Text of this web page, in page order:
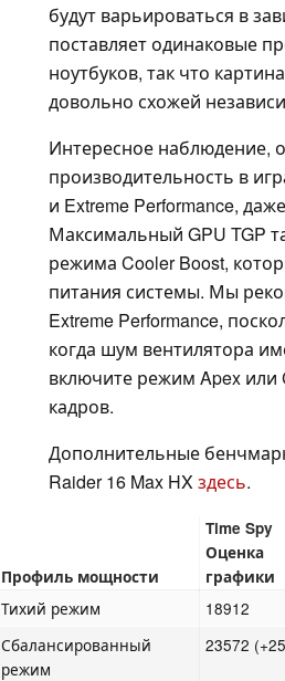
будут варьироваться в
поставляет одинаковые
ноутбуков, так что
довольно схожей
Интересное наблюдение,
производительность в
и Extreme Performance,
Максимальный GPU TGP
режима Cooler Boost,
питания системы. Мы
Extreme Performance,
когда шум вентилятора
включите режим Apex или
кадров.
Дополнительные
Raider 16 Max HXздесь.
Профиль мощности
Time Spy
Оценка
графики
Тихий режим 18912
Сбалансированный
режим
23572